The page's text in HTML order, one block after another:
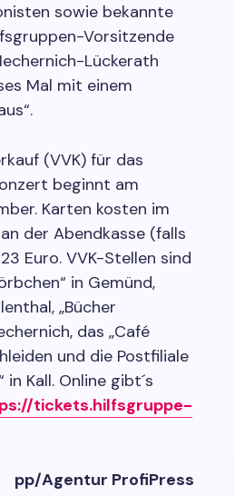
sowie bekannte
Vorsitzende
Lückerath
Mal mit einem
(VVK) für das
beginnt am
Karten kosten im
der Abendkasse (falls
Euro. VVK-Stellen sind
in Gemünd,
„Bücher
das „Café
und die Postfiliale
in Kall. Online gibt´s
tickets.hilfsgruppe-
pp/Agentur ProfiPress